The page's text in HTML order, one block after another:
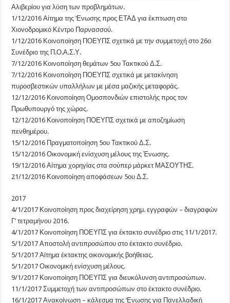
Αλιβερίου για λύση των προβλημάτων.
1/12/2016 Αίτημα της ‘Ενωσης προς ΕΤΑΔ για έκπτωση στο
Χιονοδρομικό Κέντρο Παρνασσού.
1/12/2016 Κοινοποίηση ΠΟΕΥΠΣ σχετικά με την συμμετοχή στο 26ο
Συνέδριο της Π.Ο.Α.Σ.Υ.
7/12/2016 Κοινοποίηση θεμάτων 5ου Τακτικού Δ.Σ.
7/12/2016 Κοινοποίηση ΠΟΕΥΠΣ σχετικά με μετακίνηση
πυροσβεστικών υπαλλήλων με μέσα μαζικής μεταφοράς.
12/12/2016 Κοινοποίηση Ομοσπονδιών επιστολής προς τον
Πρωθυπουργό της χώρας.
12/12/2016 Κοινοποίηση ΠΟΕΥΠΣ σχετικά με αποζημίωση
πενθημέρου.
15/12/2016 Πραγματοποίηση 5ου Τακτικού Δ.Σ.
15/12/2016 Οικονομική ενίσχυση μέλους της Ένωσης.
19/12/2016 Αίτημα χορηγίας στα σούπερ μάρκετ ΜΑΣΟΥΤΗΣ.
21/12/2016 Κοινοποίηση αποφάσεων 5ου Δ.Σ.
2017
4/1/2017 Κοινοποίηση προς διαχείρηση χρημ. εγγραφών – διαγραφών
Γ’ τετραμήνου 2016.
4/1/2017 Κοινοποίηση ΠΟΕΥΠΣ για έκτακτο συνέδριο στις 11/1/2017.
5/1/2017 Αποστολή αντιπροσώπου στο έκτακτο συνέδριο.
5/1/2017 Αίτημα έκτακτης οικονομικής βοήθειας.
5/1/2017 Οικονομική ενίσχυση μέλους.
9/1/2017 Κοινοποίηση ΠΟΕΥΠΣ για διευκόλυνση αντιπροσώπων.
11/1/2017 Συμμετοχή των αντιπροσώπων στο έκτακτο συνέδριο.
16/1/2017 Ανακοίνωση – κάλεσμα της ‘Ενωσης για Πανελλαδική